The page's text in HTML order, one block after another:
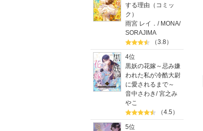
する理由（コミッ
ク）
雨宮 レイ． / MONA/
SORAJIMA
（3.8）
4位
黒妖の花嫁～忌み嫌
われた私が冷酷大尉
に愛されるまで～
音中さわき/宮之み
やこ
（4.5）
5位